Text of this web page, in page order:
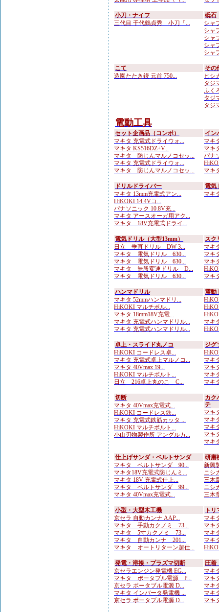
小刀・ナイフ
三代目 千代鶴貞秀 小刀「...
砥石
シャ
シャ
シャ
シャ
シャ
こて
造園たたき鏝 元首 750...
その
ヒシ
タジ
ふく
タジ
タジ
電動工具
セット企画品（コンボ）
マキタ 充電式ドライウォ...
マキタ KS516DZ+V...
マキタ 防じんマルノコセッ...
マキタ 充電式ドライウォ...
マキタ 防じんマルノコセッ...
イン
マキ
マキ
パナ
マキ
ドリルドライバー
マキタ 13mm充電式アン...
HiKOKI 14.4Vコ...
パナソニック 10.8V充...
マキタ アースオーガ用アク...
マキタ 18V充電式ドライ...
電気
マキ
電気ドリル（大型13mm）
日立 垂直ドリル DW 3...
マキタ 電気ドリル 630...
マキタ 電気ドリル 630...
マキタ 無段変速ドリル D...
マキタ 電気ドリル 630...
スク
マキ
マキ
マキ
マキ
ハンマドリル
マキタ 52mmハンマドリ...
HiKOKI マルチボル...
マキタ 18mm18V充電...
マキタ 充電式ハンマドリル...
マキタ 充電式ハンマドリル...
震動
マキ
卓上・スライド丸ノコ
HiKOKI コードレス卓...
マキタ 充電式卓上マルノコ...
マキタ 40Vmax 19...
HiKOKI マルチボルト...
日立 216卓上丸のこ C...
ジグ
マキ
マキ
マキ
マキ
切断
マキタ 40Vmax充電式...
HiKOKI コードレス鉄...
マキタ 充電式鉄筋カッタ ...
HiKOKI マルチボルト...
小山刃物製作所 アングルカ...
カク
チ
マキ
マキ
マキ
マキ
マキ
仕上げサンダ・ベルトサンダ
マキタ ベルトサンダ 90...
マキタ18V充電式防じんミ...
マキタ 18V 充電式仕上...
マキタ ベルトサンダ 99...
マキタ 40Vmax充電式...
研磨
新興
ニシ
三木
ニシ
三木
小型・大型木工機
京セラ 自動カンナ AAP...
マキタ 手動カクノミ 73...
マキタ 5寸カクノミ 73...
マキタ 自動カンナ 201...
マキタ オートリターン超仕...
ト
マキ
マキ
マキ
マキ
発電・溶接・プラズマ切断
京セラエンジン発電機 EG...
マキタ ポータブル電源 P...
京セラ ポータブル電源 D...
マキタ インバータ発電機 ...
京セラ ポータブル電源 D...
圧着
マキ
マキ
マキ
マキ
マキ